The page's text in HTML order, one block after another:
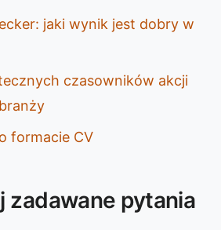
jaki wynik jest dobry w
czasowników akcji
formacie CV
zadawane pytania